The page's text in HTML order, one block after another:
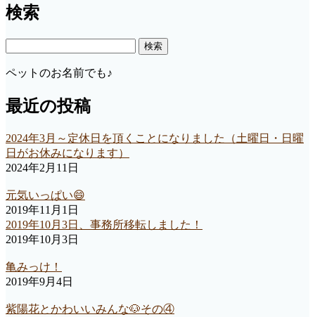
検索
ペットのお名前でも♪
最近の投稿
2024年3月～定休日を頂くことになりました（土曜日・日曜
日がお休みになります）
2024年2月11日
元気いっぱい😄
2019年11月1日
2019年10月3日、事務所移転しました！
2019年10月3日
亀みっけ！
2019年9月4日
紫陽花とかわいいみんな🐶その④